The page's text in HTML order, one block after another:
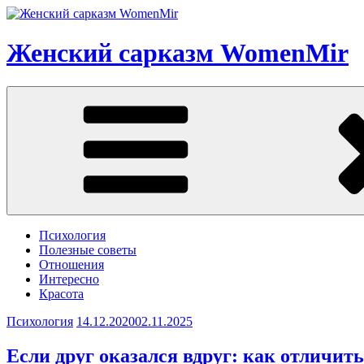
Перейти
содержимому
Женский сарказм WomenMir
Психология
Полезные советы
Отношения
Интересно
Красота
Психология 14.12.202002.11.2025
Если друг оказался вдруг: как